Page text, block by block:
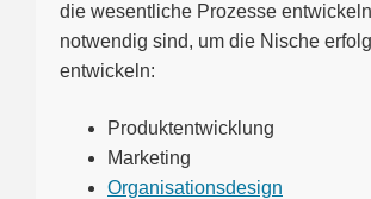
die wesentliche Prozesse
notwendig sind, um die Nische
entwickeln:
Produktentwicklung
Marketing
Organisationsdesign